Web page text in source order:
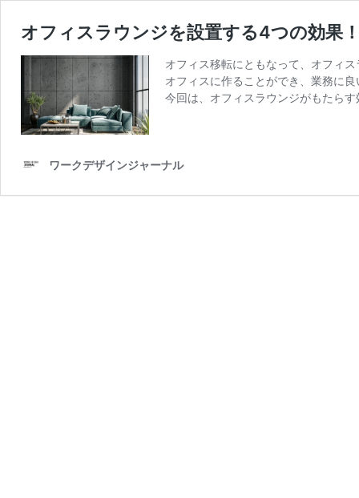
オフィスラウンジを設置する4つの効果
オフィス移転にともなって、オフィ
オフィスに作ることができ、業務に
今回は、オフィスラウンジがもたら
ワークデザインジャーナル